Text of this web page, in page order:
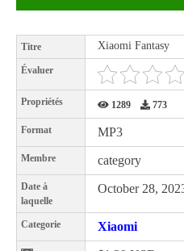
Titre Xiaomi Fantasy
Évaluer
Propriétés 1289 773
Format MP3
Membre category
Date à
laquelle
October 28,
Categorie Xiaomi